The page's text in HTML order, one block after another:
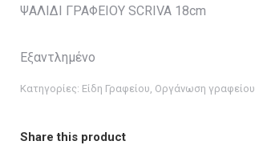
ΨΑΛΙΔΙ ΓΡΑΦΕΙΟΥ SCRIVA 18cm
Εξαντλημένο
Κατηγορίες: Είδη Γραφείου, Οργάνωση γραφείου
Share this product